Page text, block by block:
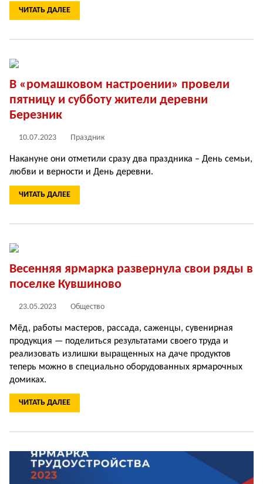
ЧИТАТЬ ДАЛЕЕ
В «ромашковом настроении» провели
пятницу и субботу жители деревни
Березник
10.07.2023 Праздник
Накануне они отметили сразу два праздника – День семьи,
любви и верности и День деревни.
ЧИТАТЬ ДАЛЕЕ
Весенняя ярмарка развернула свои ряды в
поселке Кувшиново
23.05.2023 Общество
Мёд, работы мастеров, рассада, саженцы, сувенирная
продукция — поделиться результатами своего труда и
реализовать излишки выращенных на даче продуктов
теперь можно в специально оборудованных ярмарочных
домиках.
ЧИТАТЬ ДАЛЕЕ